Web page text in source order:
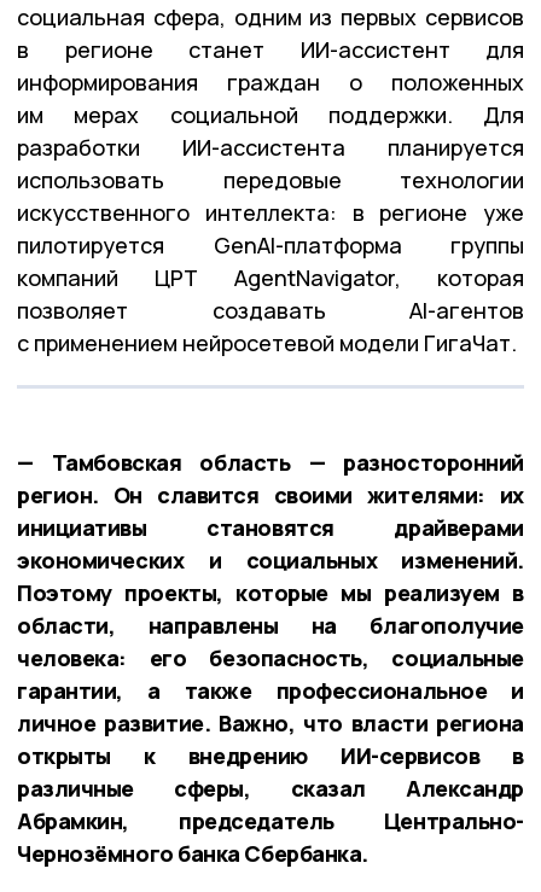
социальная сфера, одним из первых сервисов
в регионе станет ИИ-ассистент для
информирования граждан о положенных
им мерах социальной поддержки. Для
разработки ИИ-ассистента планируется
использовать передовые технологии
искусственного интеллекта: в регионе уже
пилотируется GenAI-платформа группы
компаний ЦРТ AgentNavigator, которая
позволяет создавать AI-агентов
с применением нейросетевой модели ГигаЧат.
— Тамбовская область — разносторонний
регион. Он славится своими жителями: их
инициативы становятся драйверами
экономических и социальных изменений.
Поэтому проекты, которые мы реализуем в
области, направлены на благополучие
человека: его безопасность, социальные
гарантии, а также профессиональное и
личное развитие. Важно, что власти региона
открыты к внедрению ИИ-сервисов в
различные сферы, сказал Александр
Абрамкин, председатель Центрально-
Чернозёмного банка Сбербанка.